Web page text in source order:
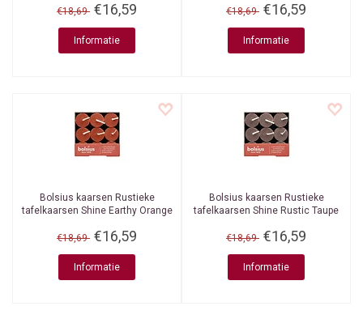
€18,69 €16,59
Informatie
€18,69 €16,59
Informatie
Bolsius kaarsen Rustieke
tafelkaarsen Shine Earthy Orange
€18,69 €16,59
Informatie
Bolsius kaarsen Rustieke
tafelkaarsen Shine Rustic Taupe
€18,69 €16,59
Informatie